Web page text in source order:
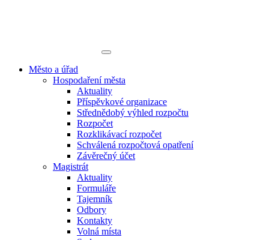
Město a úřad
Hospodaření města
Aktuality
Příspěvkové organizace
Střednědobý výhled rozpočtu
Rozpočet
Rozklikávací rozpočet
Schválená rozpočtová opatření
Závěrečný účet
Magistrát
Aktuality
Formuláře
Tajemník
Odbory
Kontakty
Volná místa